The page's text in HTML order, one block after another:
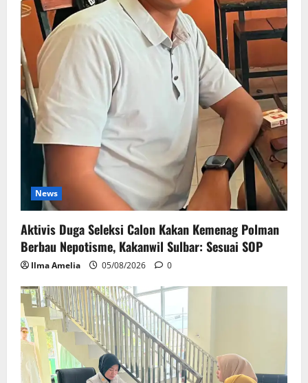
News
Aktivis Duga Seleksi Calon Kakan Kemenag Polman
Berbau Nepotisme, Kakanwil Sulbar: Sesuai SOP
Ilma Amelia 05/08/2026 0